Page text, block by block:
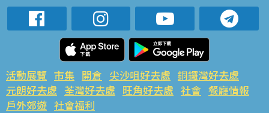
活動展覽 市集 開倉 尖沙咀好去處 銅鑼灣好去處
元朗好去處 荃灣好去處 旺角好去處 社會 餐廳情報
戶外郊遊 社會福利